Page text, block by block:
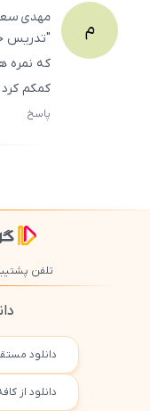
م مهدی
"تدریس
که نمره‌
کمکم
پاسخ
تلفن
دانلود
دانلود از